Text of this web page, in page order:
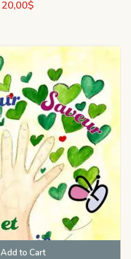
20,00$
Add to Cart